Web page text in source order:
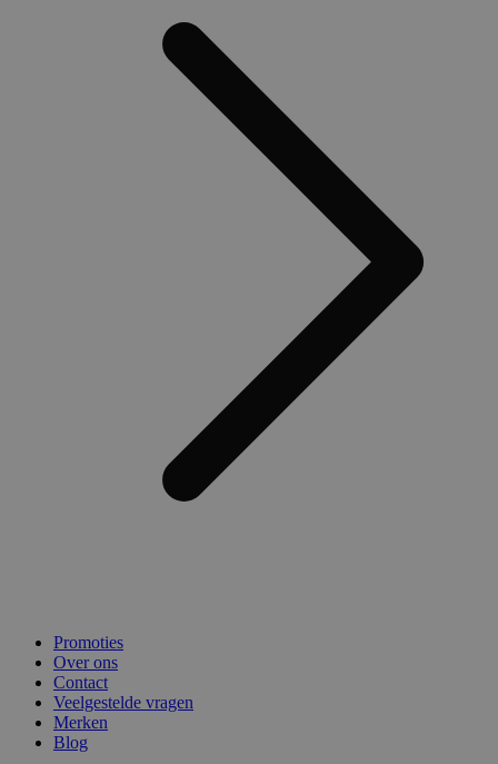
Promoties
Over ons
Contact
Veelgestelde vragen
Merken
Blog